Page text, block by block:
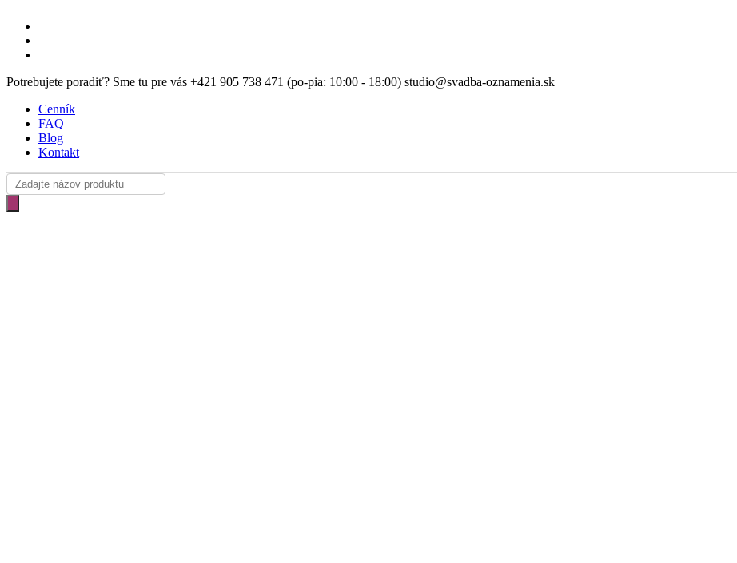
main
content
Potrebujete poradiť? Sme tu pre vás +421 905 738 471 (po-pia: 10:00 - 18:00) studio@svadba-oznamenia.sk
Cenník
FAQ
Blog
Kontakt
Products
search